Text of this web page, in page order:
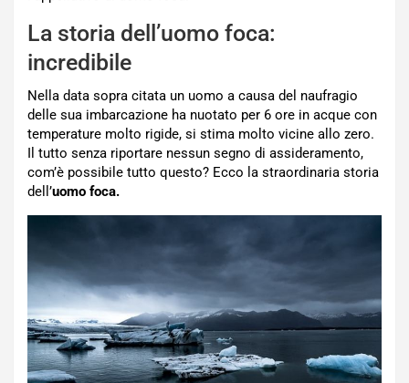
La storia dell’uomo foca:
incredibile
Nella data sopra citata un uomo a causa del naufragio
delle sua imbarcazione ha nuotato per 6 ore in acque con
temperature molto rigide, si stima molto vicine allo zero.
Il tutto senza riportare nessun segno di assideramento,
com’è possibile tutto questo? Ecco la straordinaria storia
dell’uomo foca.